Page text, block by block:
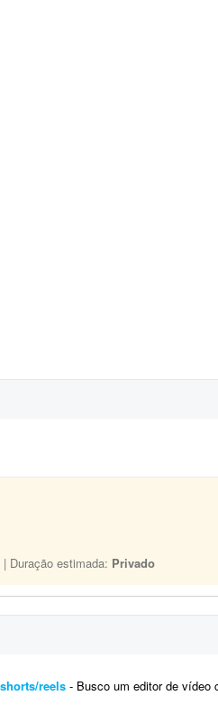
| Duração estimada: Privado
reels - Busco um editor de vídeo criativo e bom